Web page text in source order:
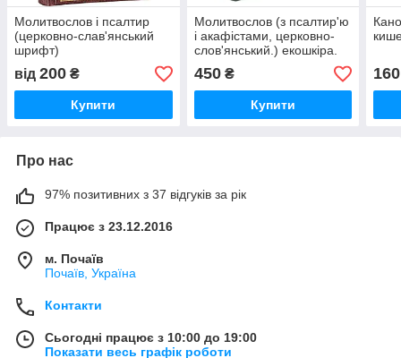
Молитвослов і псалтир
(церковно-слав'янський
шрифт)
від 200 ₴
Купити
Молитвослов (з псалтир'ю
і акафістами, церковно-
слов'янський.) екошкіра.
зел.
450₴
Купити
160
Про нас
97% позитивних з 37 відгуків за рік
Працює з 23.12.2016
м. Почаїв
Почаїв, Україна
Контакти
Сьогодні працює з 10:00 до 19:00
Показати весь графік роботи